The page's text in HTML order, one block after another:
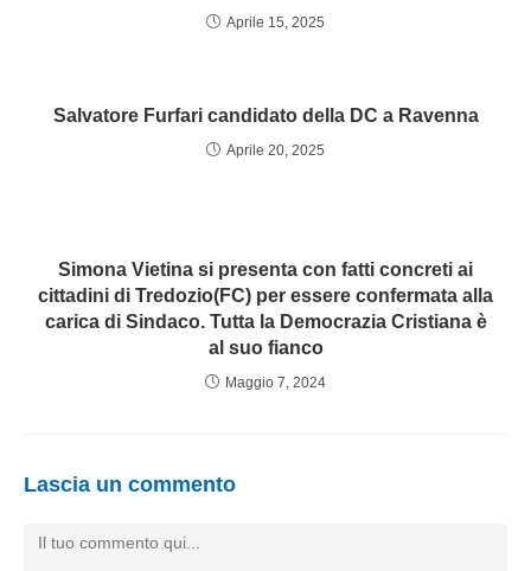
Aprile 15, 2025
Salvatore Furfari candidato della DC a Ravenna
Aprile 20, 2025
Simona Vietina si presenta con fatti concreti ai
cittadini di Tredozio(FC) per essere confermata alla
carica di Sindaco. Tutta la Democrazia Cristiana è
al suo fianco
Maggio 7, 2024
Lascia un commento